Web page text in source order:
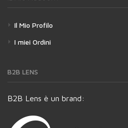
Il Mio Profilo
I miei Ordini
B2B LENS
B2B Lens è un brand: